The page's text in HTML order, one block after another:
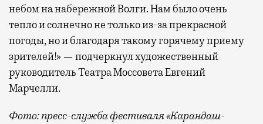
небом на набережной Волги. Нам было очень
тепло и солнечно не только из-за прекрасной
погоды, но и благодаря такому горячему приему
зрителей!» — подчеркнул художественный
руководитель Театра Моссовета Евгений
Марчелли.
Фото: пресс-служба фестиваля «Карандаш-